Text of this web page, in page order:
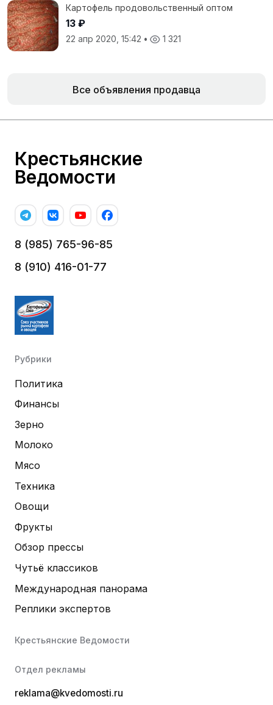
Картофель продовольственный оптом
13 ₽
22 апр 2020, 15:42 • 1 321
Все объявления продавца
Крестьянские
Ведомости
8 (985) 765-96-85
8 (910) 416-01-77
Рубрики
Политика
Финансы
Зерно
Молоко
Мясо
Техника
Овощи
Фрукты
Обзор прессы
Чутьё классиков
Международная панорама
Реплики экспертов
Крестьянские Ведомости
Отдел рекламы
reklama@kvedomosti.ru